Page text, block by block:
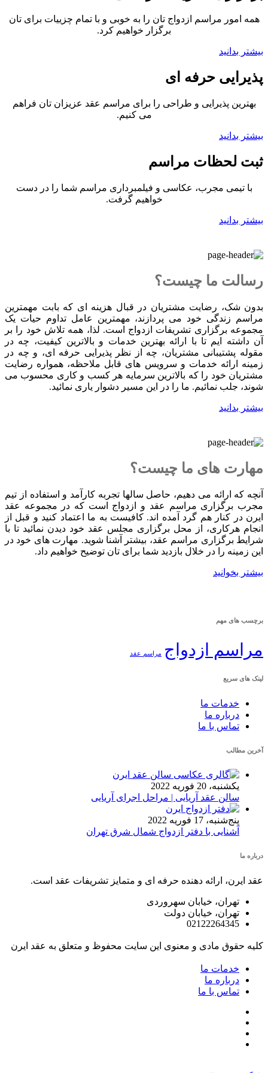
همه امور مراسم ازدواج تان را به خوبی و با تمام چزییات برای تان
برگزار خواهیم کرد.
بیشتر بدانید
پذیرایی حرفه ای
بهترین پذیرایی و طراحی را برای مراسم عقد عزیزان تان فراهم
می کنیم.
بیشتر بدانید
ثبت لحظات مراسم
با تیمی مجرب، عکاسی و فیلمبرداری مراسم شما را در دست
خواهیم گرفت.
بیشتر بدانید
رسالت ما چیست؟
بدون شک، رضایت مشتریان در قبال هزینه ای که بابت مهمترین
مراسم زندگی خود می پردازند، مهمترین عامل تداوم حیات یک
مجموعه برگزاری تشریفات ازدواج است. لذا، همه تلاش خود را بر
آن داشته ایم تا با ارائه بهترین خدمات و بالاترین کیفیت، چه در
مقوله پشتیبانی مشتریان، چه از نظر پذیرایی حرفه ای، و چه در
زمینه ارائه خدمات و سرویس های قابل ملاحظه، همواره رضایت
مشتریان خود را که بالاترین سرمایه هر کسب و کاری محسوب می
شوند، جلب نمائیم. ما را در این مسیر دشوار یاری نمائید.
بیشتر بدانید
مهارت های ما چیست؟
آنچه که ارائه می دهیم، حاصل سالها تجربه کارآمد و استفاده از تیم
مجرب برگزاری مراسم عقد و ازدواج است که در مجموعه عقد
ایرن در کنار هم گرد آمده اند. کافیست به ما اعتماد کنید و قبل از
انجام هرکاری، از محل برگزاری مجلس عقد خود دیدن نمائید تا با
شرایط برگزاری مراسم عقد، بیشتر آشنا شوید. مهارت های خود در
این زمینه را در خلال بازدید شما برای تان توضیح خواهیم داد.
بیشتر بخوانید
برچسب های مهم
مراسم ازدواج مراسم عقد
لینک های سریع
خدمات ما
درباره ما
تماس با ما
آخرین مطالب
یکشنبه، 20 فوریه 2022
سالن عقد آریایی | مراحل اجرای آریایی
پنج‌شنبه، 17 فوریه 2022
آشنایی با دفتر ازدواج شمال شرق تهران
درباره ما
عقد ایرن، ارائه دهنده حرفه ای و متمایز تشریفات عقد است.
تهران، خیابان سهروردی
تهران، خیابان دولت
02122264345
کلیه حقوق مادی و معنوی این سایت محفوظ و متعلق به عقد ایرن
خدمات ما
درباره ما
تماس با ما